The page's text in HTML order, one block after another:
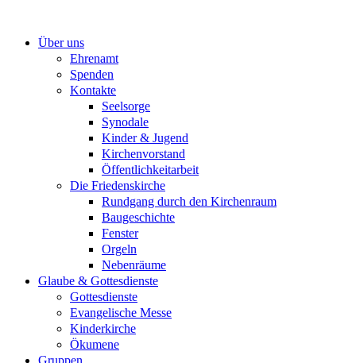
springenÜber uns
Ehrenamt
Spenden
Kontakte
Seelsorge
Synodale
Kinder & Jugend
Kirchenvorstand
Öffentlichkeitarbeit
Die Friedenskirche
Rundgang durch den Kirchenraum
Baugeschichte
Fenster
Orgeln
Nebenräume
Glaube & Gottesdienste
Gottesdienste
Evangelische Messe
Kinderkirche
Ökumene
Gruppen